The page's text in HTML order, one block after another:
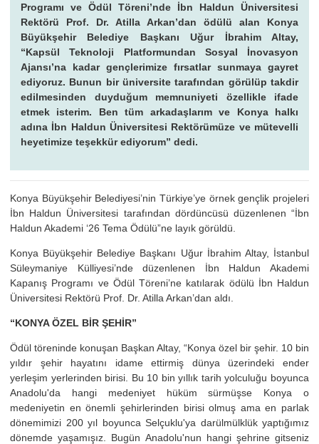
Programı ve Ödül Töreni’nde İbn Haldun Üniversitesi
Rektörü Prof. Dr. Atilla Arkan’dan ödülü alan Konya
Büyükşehir Belediye Başkanı Uğur İbrahim Altay,
“Kapsül Teknoloji Platformundan Sosyal İnovasyon
Ajansı’na kadar gençlerimize fırsatlar sunmaya gayret
ediyoruz. Bunun bir üniversite tarafından görülüp takdir
edilmesinden duyduğum memnuniyeti özellikle ifade
etmek isterim. Ben tüm arkadaşlarım ve Konya halkı
adına İbn Haldun Üniversitesi Rektörümüze ve mütevelli
heyetimize teşekkür ediyorum” dedi.
Konya Büyükşehir Belediyesi’nin Türkiye’ye örnek gençlik projeleri
İbn Haldun Üniversitesi tarafından dördüncüsü düzenlenen “İbn
Haldun Akademi ‘26 Tema Ödülü”ne layık görüldü.
Konya Büyükşehir Belediye Başkanı Uğur İbrahim Altay, İstanbul
Süleymaniye Külliyesi’nde düzenlenen İbn Haldun Akademi
Kapanış Programı ve Ödül Töreni’ne katılarak ödülü İbn Haldun
Üniversitesi Rektörü Prof. Dr. Atilla Arkan’dan aldı.
“KONYA ÖZEL BİR ŞEHİR”
Ödül töreninde konuşan Başkan Altay, “Konya özel bir şehir. 10 bin
yıldır şehir hayatını idame ettirmiş dünya üzerindeki ender
yerleşim yerlerinden birisi. Bu 10 bin yıllık tarih yolculuğu boyunca
Anadolu'da hangi medeniyet hüküm sürmüşse Konya o
medeniyetin en önemli şehirlerinden birisi olmuş ama en parlak
dönemimizi 200 yıl boyunca Selçuklu'ya darülmülklük yaptığımız
dönemde yaşamışız. Bugün Anadolu'nun hangi şehrine gitseniz